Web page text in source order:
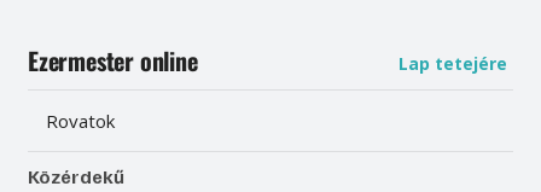
Ezermester online Lap tetejére
Rovatok
Közérdekű